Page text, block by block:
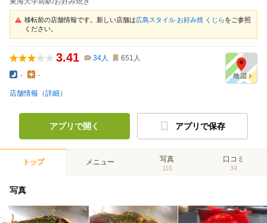
移転前の店舗情報です。新しい店舗は広島スタイル お好み焼 くじらをご参照
ください。
3.41 34人 651 人
- -
店舗情報（詳細）
アプリで開く アプリで保存
トップ メニュー 写真
116
口コミ
34
写真